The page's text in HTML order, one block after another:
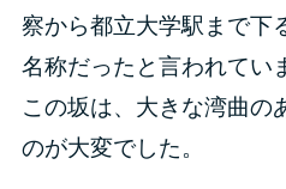
察から都立大学駅まで下
名称だったと言われてい
この坂は、大きな湾曲の
のが大変でした。